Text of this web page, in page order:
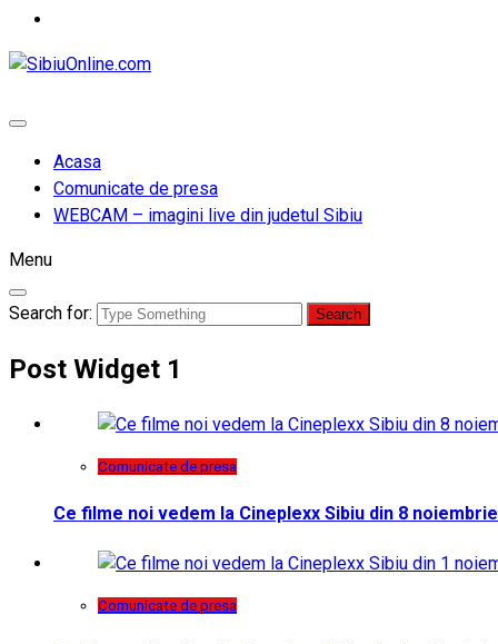
Acasa
Comunicate de presa
WEBCAM – imagini live din judetul Sibiu
Menu
Search for:
Post Widget 1
Comunicate de presa
Ce filme noi vedem la Cineplexx Sibiu din 8 noiembrie
Comunicate de presa